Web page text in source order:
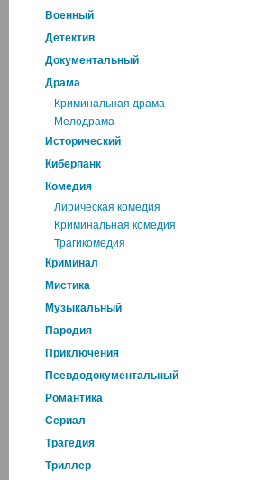
Военный
Детектив
Документальный
Драма
Криминальная драма
Мелодрама
Исторический
Киберпанк
Комедия
Лирическая комедия
Криминальная комедия
Трагикомедия
Криминал
Мистика
Музыкальный
Пародия
Приключения
Псевдодокументальный
Романтика
Cериал
Трагедия
Триллер